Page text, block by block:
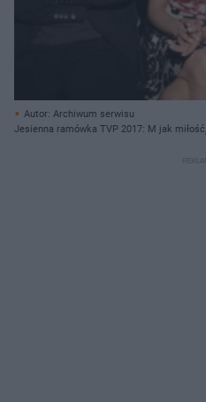
Autor: Archiwum serwisu
Jesienna ramówka TVP 2017: M jak